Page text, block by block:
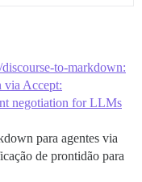
to-markdown:
via Accept:
negotiation for LLMs
para agentes via
de prontidão para